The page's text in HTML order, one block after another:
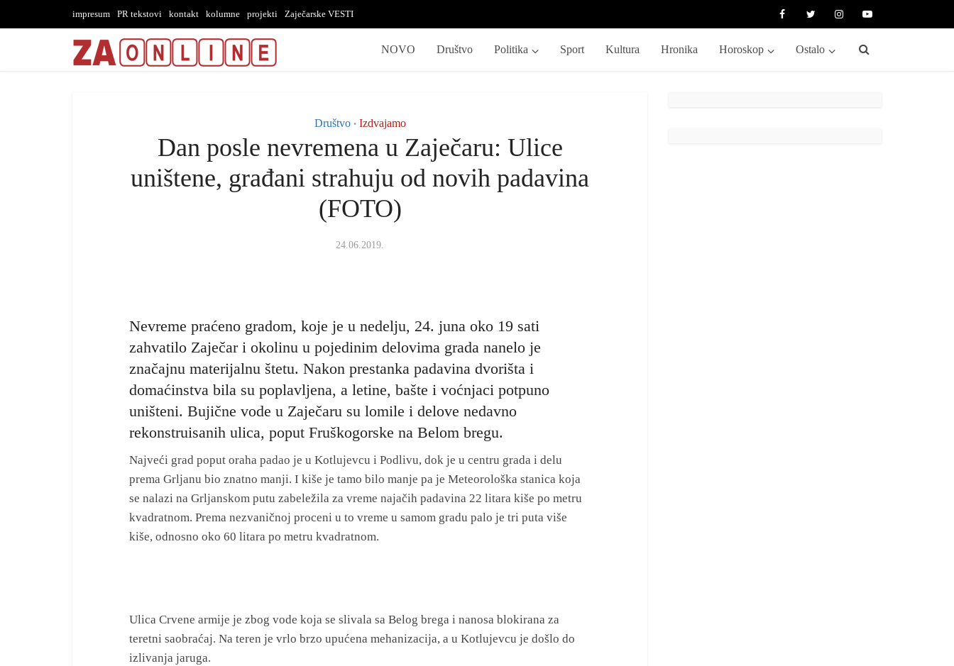
impresum PR tekstovi kontakt kolumne projekti Zaječarske VESTI
NOVO Društvo Politika Sport Kultura Hronika Horoskop Ostalo
Društvo • Izdvajamo
Dan posle nevremena u Zaječaru: Ulice
uništene, građani strahuju od novih padavina
(FOTO)
24.06.2019.
Nevreme praćeno gradom, koje je u nedelju, 24. juna oko 19 sati
zahvatilo Zaječar i okolinu u pojedinim delovima grada nanelo je
značajnu materijalnu štetu. Nakon prestanka padavina dvorišta i
domaćinstva bila su poplavljena, a letine, bašte i voćnjaci potpuno
uništeni. Bujične vode u Zaječaru su lomile i delove nedavno
rekonstruisanih ulica, poput Fruškogorske na Belom bregu.
Najveći grad poput oraha padao je u Kotlujevcu i Podlivu, dok je u centru grada i delu
prema Grljanu bio znatno manji. I kiše je tamo bilo manje pa je Meteorološka stanica koja
se nalazi na Grljanskom putu zabeležila za vreme najačih padavina 22 litara kiše po metru
kvadratnom. Prema nezvaničnoj proceni u to vreme u samom gradu palo je tri puta više
kiše, odnosno oko 60 litara po metru kvadratnom.
Ulica Crvene armije je zbog vode koja se slivala sa Belog brega i nanosa blokirana za
teretni saobraćaj. Na teren je vrlo brzo upućena mehanizacija, a u Kotlujevcu je došlo do
izlivanja jaruga.